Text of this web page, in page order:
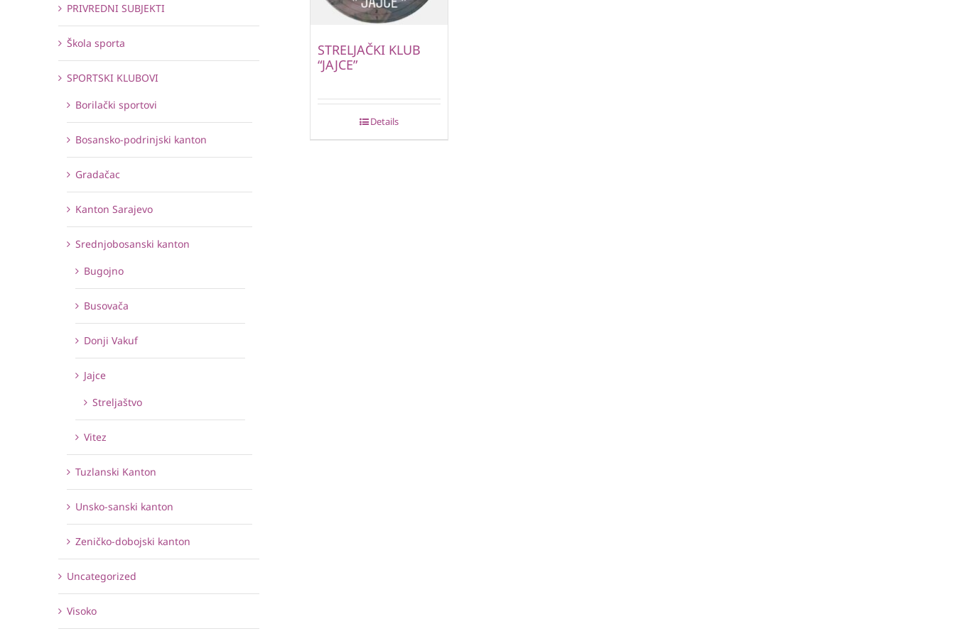
STRELJAČKI KLUB
“JAJCE”
Details
PRIVREDNI SUBJEKTI
Škola sporta
SPORTSKI KLUBOVI
Borilački sportovi
Bosansko-podrinjski kanton
Gradačac
Kanton Sarajevo
Srednjobosanski kanton
Bugojno
Busovača
Donji Vakuf
Jajce
Streljaštvo
Vitez
Tuzlanski Kanton
Unsko-sanski kanton
Zeničko-dobojski kanton
Uncategorized
Visoko